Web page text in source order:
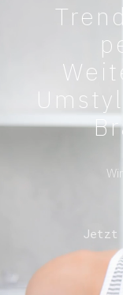
Jetzt